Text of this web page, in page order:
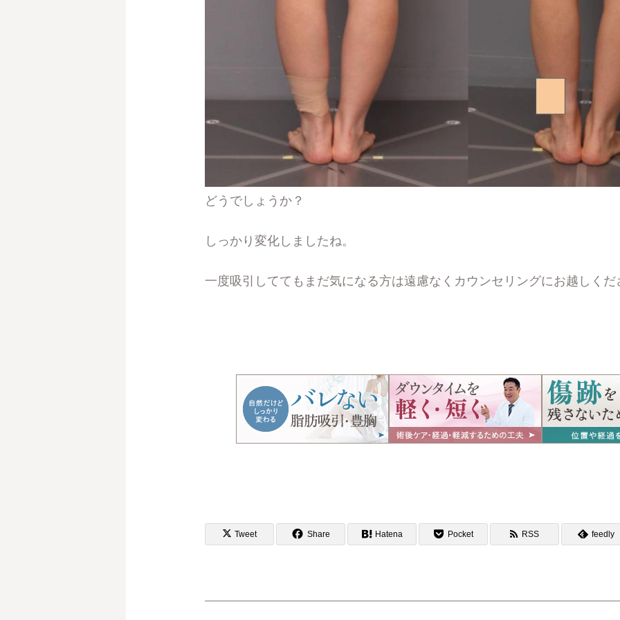
どうでしょうか？
しっかり変化しましたね。
一度吸引しててもまだ気になる方は遠慮なくカウンセリングにお越しくだ
Tweet Share Hatena Pocket RSS feedly